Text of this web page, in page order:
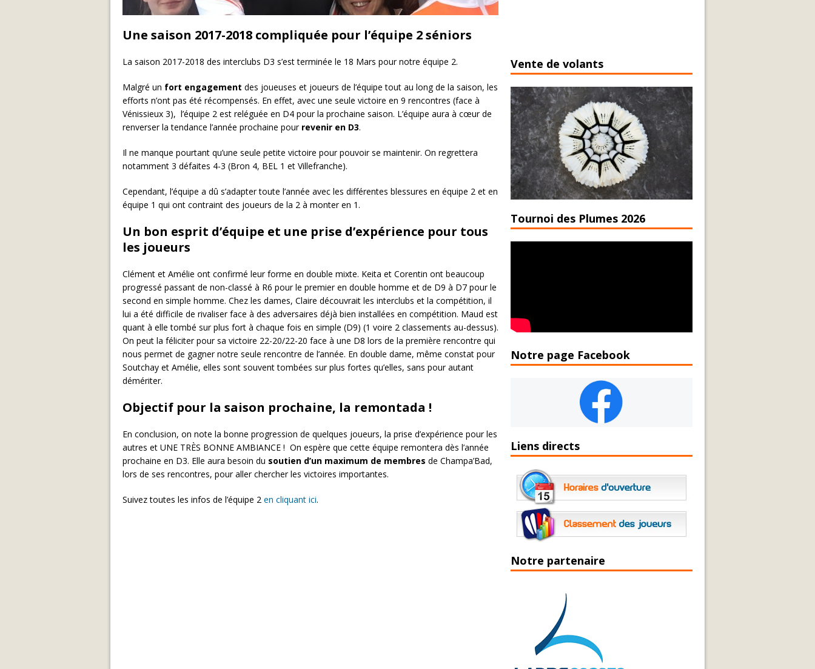
Une saison 2017-2018 compliquée pour l’équipe 2 séniors
La saison 2017-2018 des interclubs D3 s’est terminée le 18 Mars pour notre équipe 2.
Malgré un fort engagement des joueuses et joueurs de l’équipe tout au long de la saison, les
efforts n’ont pas été récompensés. En effet, avec une seule victoire en 9 rencontres (face à
Vénissieux 3), l’équipe 2 est reléguée en D4 pour la prochaine saison. L’équipe aura à cœur de
renverser la tendance l’année prochaine pour revenir en D3.
Il ne manque pourtant qu’une seule petite victoire pour pouvoir se maintenir. On regrettera
notamment 3 défaites 4-3 (Bron 4, BEL 1 et Villefranche).
Cependant, l’équipe a dû s’adapter toute l’année avec les différentes blessures en équipe 2 et en
équipe 1 qui ont contraint des joueurs de la 2 à monter en 1.
Un bon esprit d’équipe et une prise d’expérience pour tous
les joueurs
Clément et Amélie ont confirmé leur forme en double mixte. Keita et Corentin ont beaucoup
progressé passant de non-classé à R6 pour le premier en double homme et de D9 à D7 pour le
second en simple homme. Chez les dames, Claire découvrait les interclubs et la compétition, il
lui a été difficile de rivaliser face à des adversaires déjà bien installées en compétition. Maud est
quant à elle tombé sur plus fort à chaque fois en simple (D9) (1 voire 2 classements au-dessus).
On peut la féliciter pour sa victoire 22-20/22-20 face à une D8 lors de la première rencontre qui
nous permet de gagner notre seule rencontre de l’année. En double dame, même constat pour
Soutchay et Amélie, elles sont souvent tombées sur plus fortes qu’elles, sans pour autant
démériter.
Objectif pour la saison prochaine, la remontada !
En conclusion, on note la bonne progression de quelques joueurs, la prise d’expérience pour les
autres et UNE TRÈS BONNE AMBIANCE ! On espère que cette équipe remontera dès l’année
prochaine en D3. Elle aura besoin du soutien d’un maximum de membres de Champa’Bad,
lors de ses rencontres, pour aller chercher les victoires importantes.
Suivez toutes les infos de l’équipe 2 en cliquant ici.
Vente de volants
Tournoi des Plumes 2026
Notre page Facebook
Liens directs
Notre partenaire